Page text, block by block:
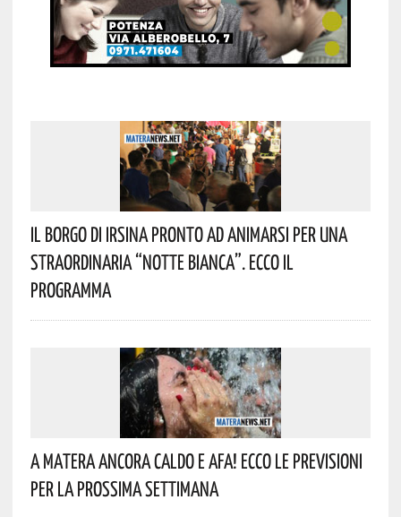
Il Borgo Di Irsina Pronto Ad Animarsi Per Una
Straordinaria “Notte Bianca”. Ecco Il
Programma
A Matera Ancora Caldo E Afa! Ecco Le Previsioni
Per La Prossima Settimana